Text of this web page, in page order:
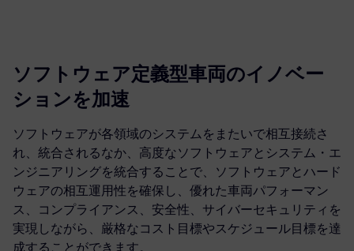
ソフトウェア定義型車両のイノベー
ションを加速
ソフトウェアが各領域のシステムをまたいで相互接続さ
れ、統合されるなか、高度なソフトウェアとシステム・エ
ンジニアリングを統合することで、ソフトウェアとハード
ウェアの相互運用性を確保し、優れた車両パフォーマン
ス、コンプライアンス、安全性、サイバーセキュリティを
実現しながら、厳格なコスト目標やスケジュール目標を達
成することができます。